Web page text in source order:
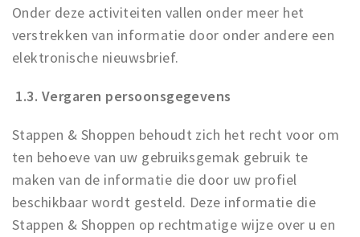
Onder deze activiteiten vallen onder meer het
verstrekken van informatie door onder andere een
elektronische nieuwsbrief.
1.3. Vergaren persoonsgegevens
Stappen & Shoppen behoudt zich het recht voor om
ten behoeve van uw gebruiksgemak gebruik te
maken van de informatie die door uw profiel
beschikbaar wordt gesteld. Deze informatie die
Stappen & Shoppen op rechtmatige wijze over u en